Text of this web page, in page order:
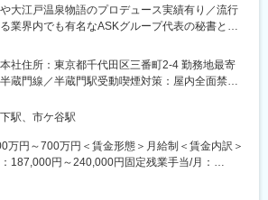
動産の仕入～企画開発・販売・設計、更には資
を製販一体で行っております。設立12年目にし
円を突破。設立20周年となる2031年には、事業
一を目指しております。
動産市場を形成する】
の創造」を目指し、これまで事業を拡大して参
は衣食住、つまり生活の三大要素の一つであ
大江戸温泉物語のプロデュース実績有り／流行
業界内でも有名なASKグループ代表の秘書とし
最高のパフォーマンスを発揮できるよう、秘書
か
。
社住所：東京都千代田区三番町2-4 勤務地最寄
蔵門線／半蔵門駅受動喫煙対策：屋内全面禁煙
の定める事業所
駅、市ケ谷駅
万円～700万円＜賃金形態＞月給制＜賃金内訳＞
187,000円～240,000円固定残業手当/月：